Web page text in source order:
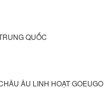
QUỐC
ÂU LINH HOẠT GOEUGO